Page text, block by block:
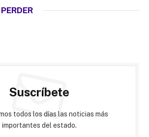
Suscríbete
todos los días las noticias más
importantes del estado.